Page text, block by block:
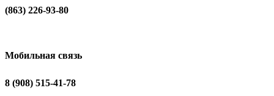
(863) 226-93-80
Мобильная связь
8 (908) 515-41-78